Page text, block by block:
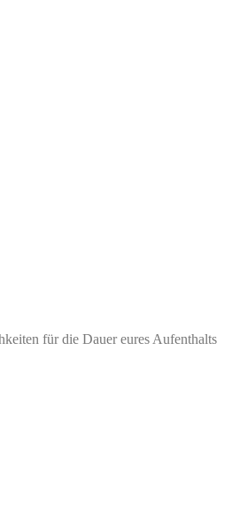
für die Dauer eures Aufenthalts